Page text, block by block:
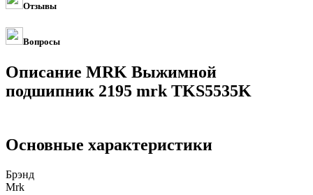
Отзывы
Вопросы
Описание MRK Выжимной
подшипник 2195 mrk TKS5535K
Основные характеристики
Брэнд
Mrk